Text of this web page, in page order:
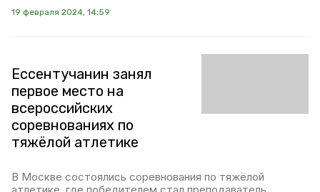
19 февраля 2024, 14:59
Ессентучанин занял
первое место на
всероссийских
соревнованиях по
тяжёлой атлетике
В Москве состоялись соревнования по тяжёлой